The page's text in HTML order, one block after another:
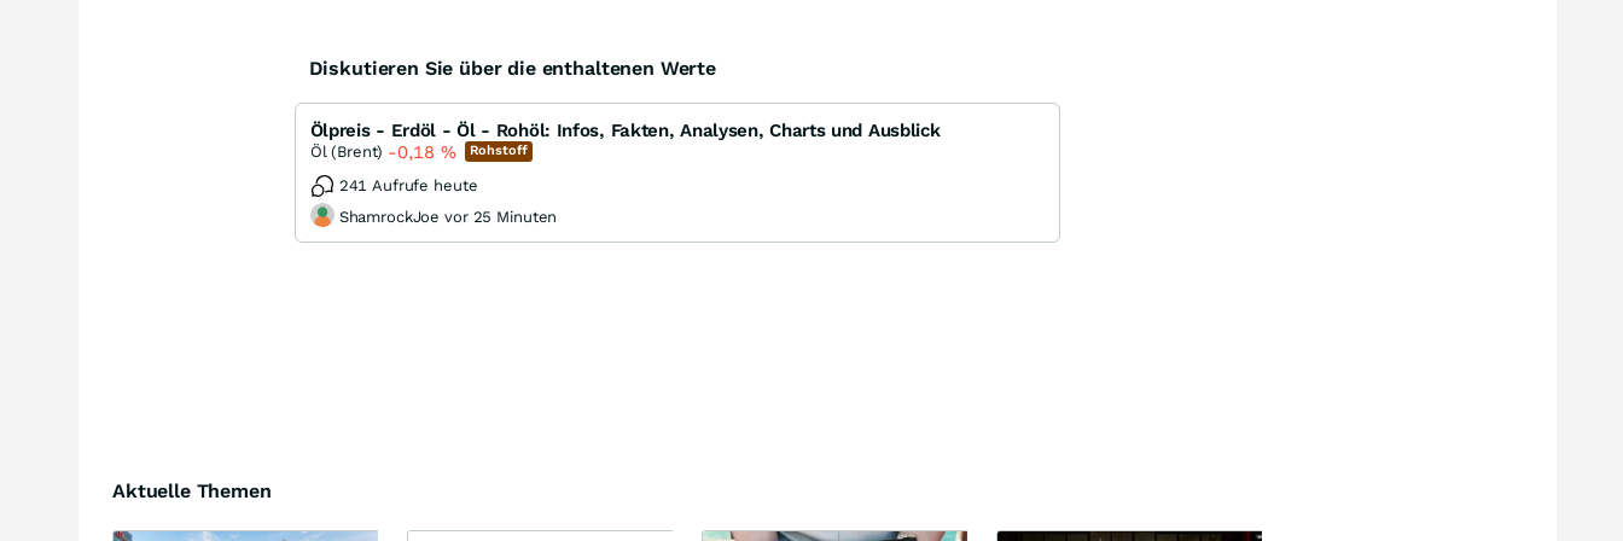
Diskutieren Sie über die enthaltenen Werte
Ölpreis - Erdöl - Öl - Rohöl: Infos, Fakten, Analysen, Charts und Ausblick
Öl (Brent) -0,18 % Rohstoff
241 Aufrufe heute
ShamrockJoe vor 25 Minuten
Aktuelle Themen